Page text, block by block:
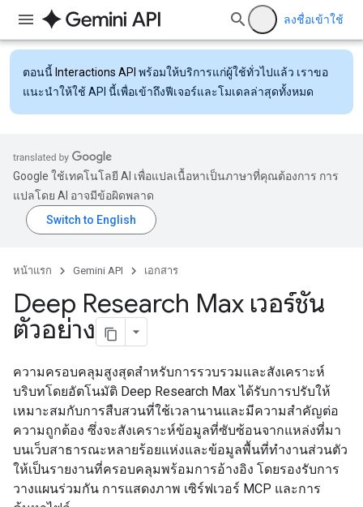
ลงชื่อเข้าใช้
ตอนนี้ Interactions API พร้อมให้บริการแก่ผู้ใช้ทั่วไปแล้ว เราขอ
แนะนำให้ใช้ API นี้เพื่อเข้าถึงฟีเจอร์และโมเดลล่าสุดทั้งหมด
Google ใช้เทคโนโลยี AI เพื่อแปลเนื้อหาเป็นภาษาที่คุณต้องการ การ
แปลโดย AI อาจมีข้อผิดพลาด
หน้าแรก Gemini API เอกสาร
Deep Research Max เวอร์ชัน
ตัวอย่าง
ความครอบคลุมสูงสุดสำหรับการรวบรวมและสังเคราะห์
บริบทโดยอัตโนมัติ Deep Research Max ได้รับการปรับให้
เหมาะสมกับการสืบสวนที่ใช้เวลานานและมีความสำคัญต่อ
ความถูกต้อง ซึ่งจะสังเคราะห์ข้อมูลที่ซับซ้อนจากแหล่งที่มา
บนเว็บสาธารณะหลายร้อยแห่งและข้อมูลพื้นที่ทำงานส่วนตัว
ให้เป็นรายงานที่ครอบคลุมพร้อมการอ้างอิง โดยรองรับการ
วางแผนร่วมกัน การแสดงภาพ เซิร์ฟเวอร์ MCP และการ